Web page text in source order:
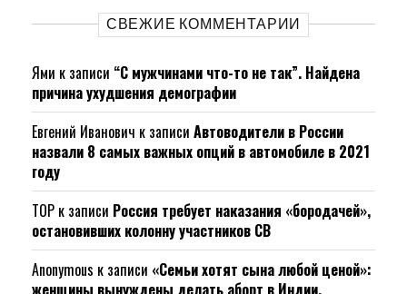
СВЕЖИЕ КОММЕНТАРИИ
Ями к записи “С мужчинами что-то не так”. Найдена
причина ухудшения демографии
Евгений Иванович к записи Автоводители в России
назвали 8 самых важных опций в автомобиле в 2021
году
ТОР к записи Россия требует наказания «бородачей»,
остановивших колонну участников СВ
Anonymous к записи «Семьи хотят сына любой ценой»:
женщины вынуждены делать аборт в Индии.